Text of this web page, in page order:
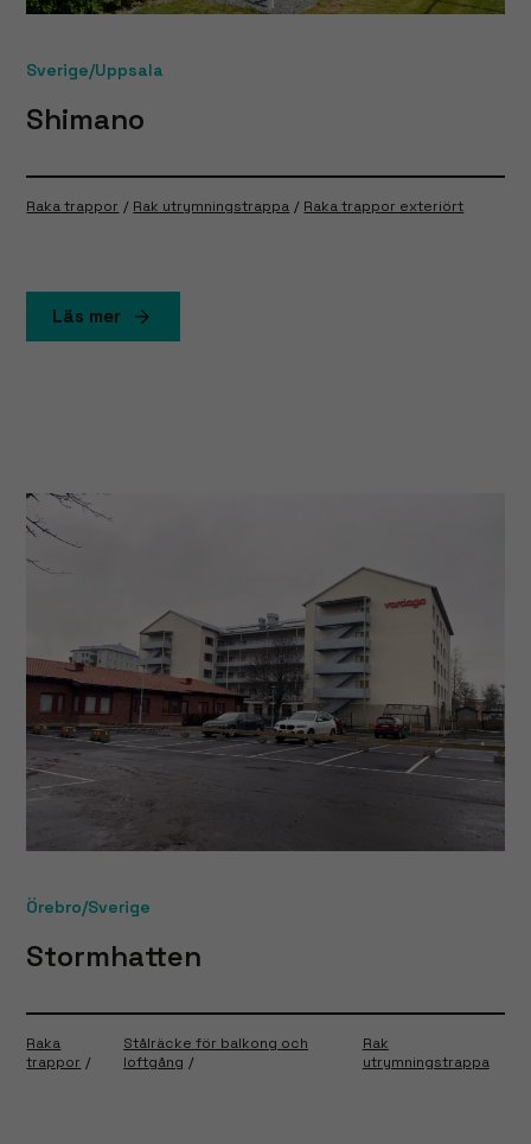
Sverige/Uppsala
Shimano
Raka trappor Rak utrymningstrappa Raka trappor exteriört
Läs mer
Örebro/Sverige
Stormhatten
Raka
trappor
Stålräcke för balkong och
loftgång
Rak
utrymningstrappa